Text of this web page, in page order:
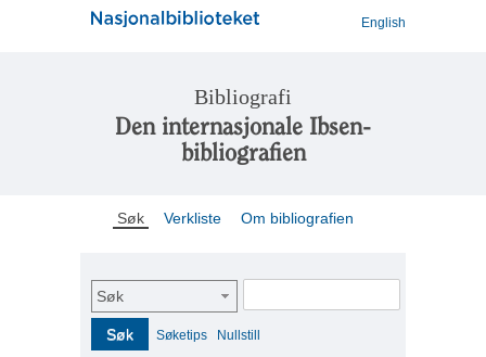
English
Bibliografi
Den internasjonale Ibsen-
bibliografien
Søk Verkliste Om bibliografien
Søk
Søk Søketips Nullstill